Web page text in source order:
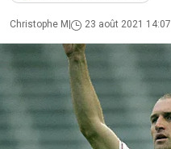
Christophe M 23 août 2021 14:07